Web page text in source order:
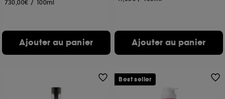
730,00€ / 100ml
Ajouter au panier Ajouter au panier
Best seller